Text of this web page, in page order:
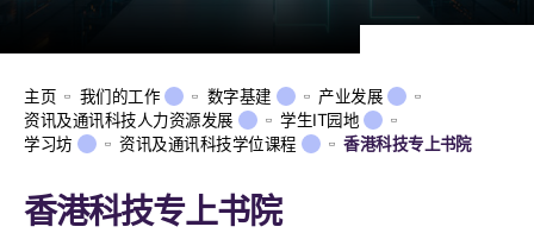
主页 我们的工作 数字基建
产业发展
资讯及通讯科技人力资源发展
学生IT园地
学习坊
资讯及通讯科技学位课程 香港科技专上书院
香港科技专上书院